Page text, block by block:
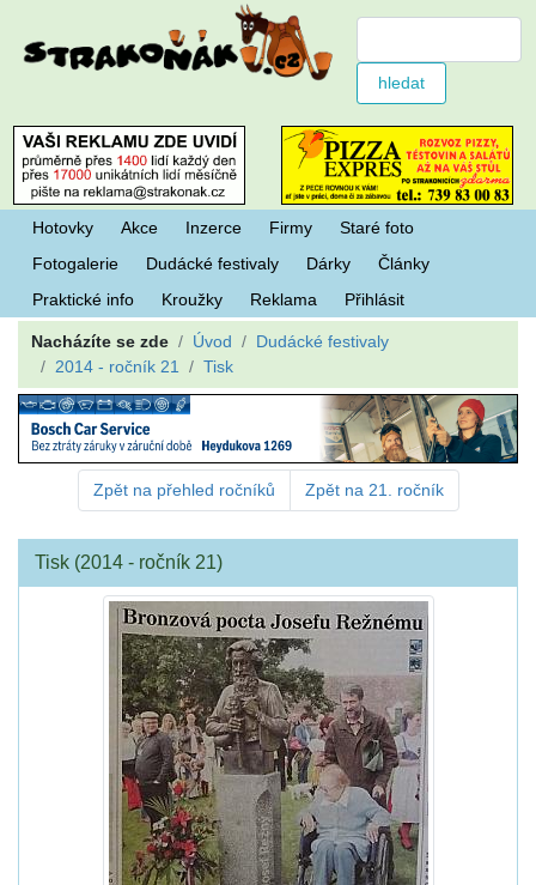
Hotovky Akce Inzerce Firmy
Staré foto
Fotogalerie
Dudácké festivaly Dárky
Články
Praktické info
Kroužky Reklama Přihlásit
Nacházíte se zde Úvod
Dudácké festivaly
2014 - ročník 21
Tisk
Zpět na přehled ročníků Zpět na 21. ročník
Tisk (2014 - ročník 21)